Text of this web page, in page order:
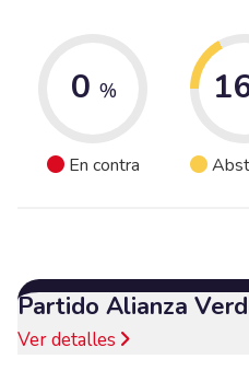
0 %
En contra
Partido Alianza
Ver detalles